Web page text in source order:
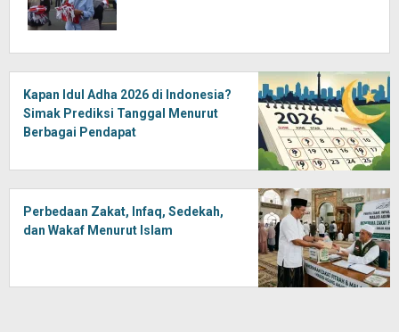
Kapan Idul Adha 2026 di Indonesia?
Simak Prediksi Tanggal Menurut
Berbagai Pendapat
Perbedaan Zakat, Infaq, Sedekah,
dan Wakaf Menurut Islam